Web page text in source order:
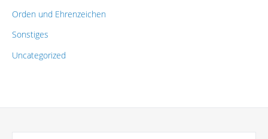
Orden und Ehrenzeichen
Sonstiges
Uncategorized